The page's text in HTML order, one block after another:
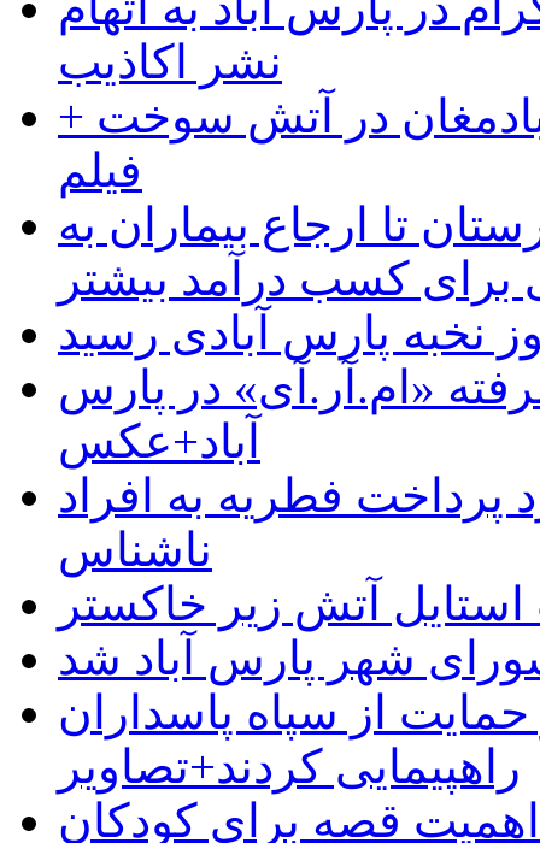
نشر اکاذیب
در آتش سوخت +
فیلم
تا ارجاع بیماران به
کسب درآمد بیشتر
نخبه پارس آبادی رسید
«ام.آر.آی» در پارس
آباد+عکس
پرداخت فطریه به افراد
ناشناس
آتش زیر خاکستر
شهر پارس آباد شد
از سپاه پاسداران
راهپیمایی کردند+تصاویر